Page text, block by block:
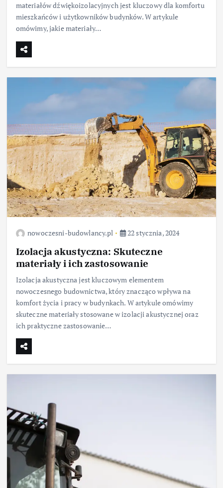
materiałów dźwiękoizolacyjnych jest kluczowy dla komfortu
mieszkańców i użytkowników budynków. W artykule
omówimy, jakie materiały…
nowoczesni-budowlancy.pl 22 stycznia, 2024
Izolacja akustyczna: Skuteczne
materiały i ich zastosowanie
Izolacja akustyczna jest kluczowym elementem
nowoczesnego budownictwa, który znacząco wpływa na
komfort życia i pracy w budynkach. W artykule omówimy
skuteczne materiały stosowane w izolacji akustycznej oraz
ich praktyczne zastosowanie…